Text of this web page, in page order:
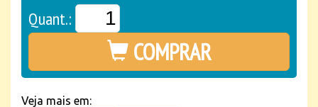
Quant.:
COMPRAR
Veja mais em: